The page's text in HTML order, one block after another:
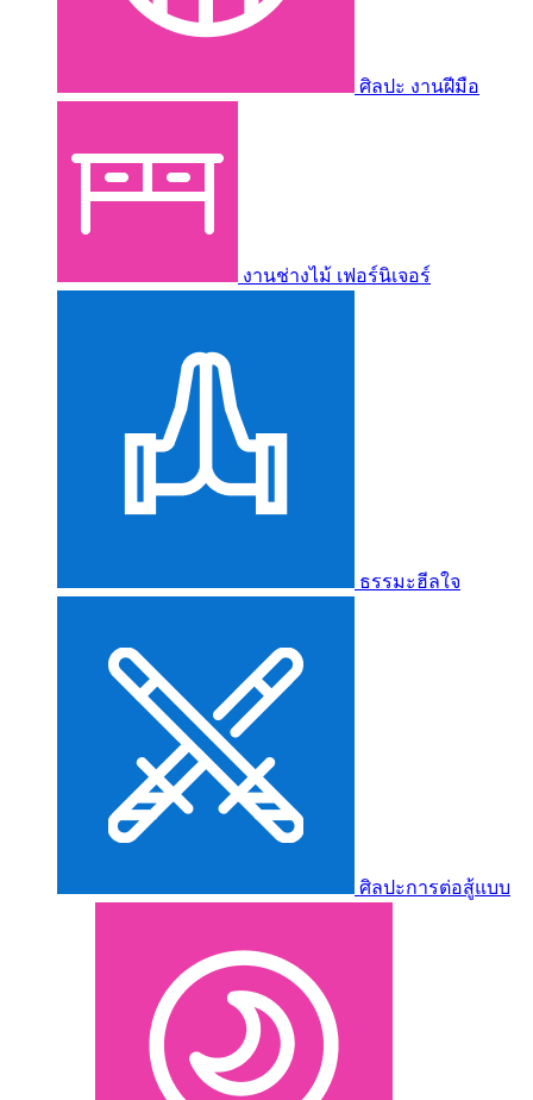
ศิลปะ งานฝีมือ
งานช่างไม้ เฟอร์นิเจอร์
ธรรมะฮีลใจ
ศิลปะการต่อสู้แบบ